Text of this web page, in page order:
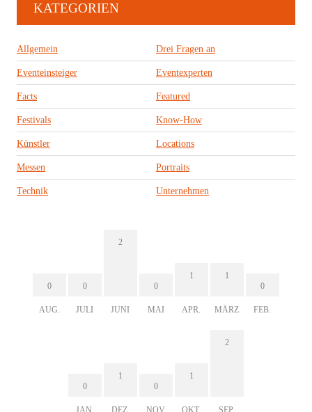
KATEGORIEN
Allgemein Drei Fragen an
Eventeinsteiger Eventexperten
Facts Featured
Festivals Know-How
Künstler Locations
Messen Portraits
Technik Unternehmen
0
AUG.
0
JULI
2
JUNI
0
MAI
1
APR.
1
MÄRZ
0
FEB.
0
JAN.
1
DEZ.
0
NOV.
1
OKT.
2
SEP.